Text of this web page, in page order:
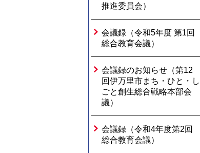
推進委員会）
会議録（令和5年度 第1回
総合教育会議）
会議録のお知らせ（第12
回伊万里市まち・ひと・し
ごと創生総合戦略本部会
議）
会議録（令和4年度第2回
総合教育会議）